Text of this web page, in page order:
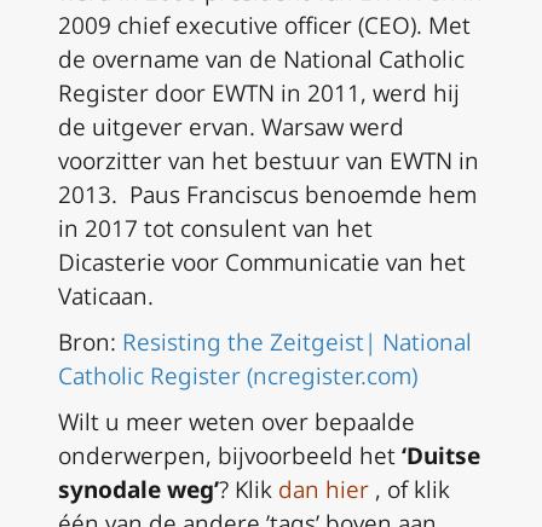
2009 chief executive officer (CEO). Met
de overname van de National Catholic
Register door EWTN in 2011, werd hij
de uitgever ervan. Warsaw werd
voorzitter van het bestuur van EWTN in
2013. Paus Franciscus benoemde hem
in 2017 tot consulent van het
Dicasterie voor Communicatie van het
Vaticaan.
Bron: Resisting the Zeitgeist| National
Catholic Register (ncregister.com)
Wilt u meer weten over bepaalde
onderwerpen, bijvoorbeeld het‘Duitse
synodale weg’? Klik dan hier , of klik